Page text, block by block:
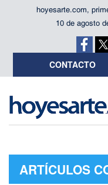
hoyesarte.com,
10 de agosto
CONTACTO
ARTÍCULOS